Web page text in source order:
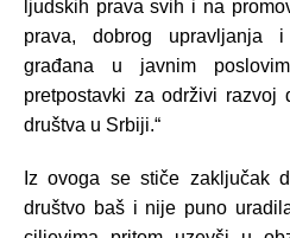
ljudskih prava svih i na
prava, dobrog upravljanja
građana u javnim
pretpostavki za održivi razvoj
društva u Srbiji.“
Iz ovoga se stiče zaključak
društvo baš i nije puno